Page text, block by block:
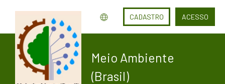
CADASTRO ACESSO
Meio Ambiente
(Brasil)